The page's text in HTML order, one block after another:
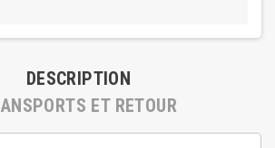
DESCRIPTION
ET RETOUR